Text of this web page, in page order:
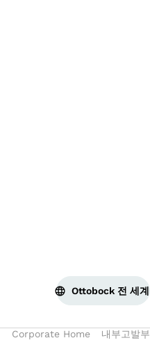
Ottobock 전 세계
Corporate Home 내부고발부